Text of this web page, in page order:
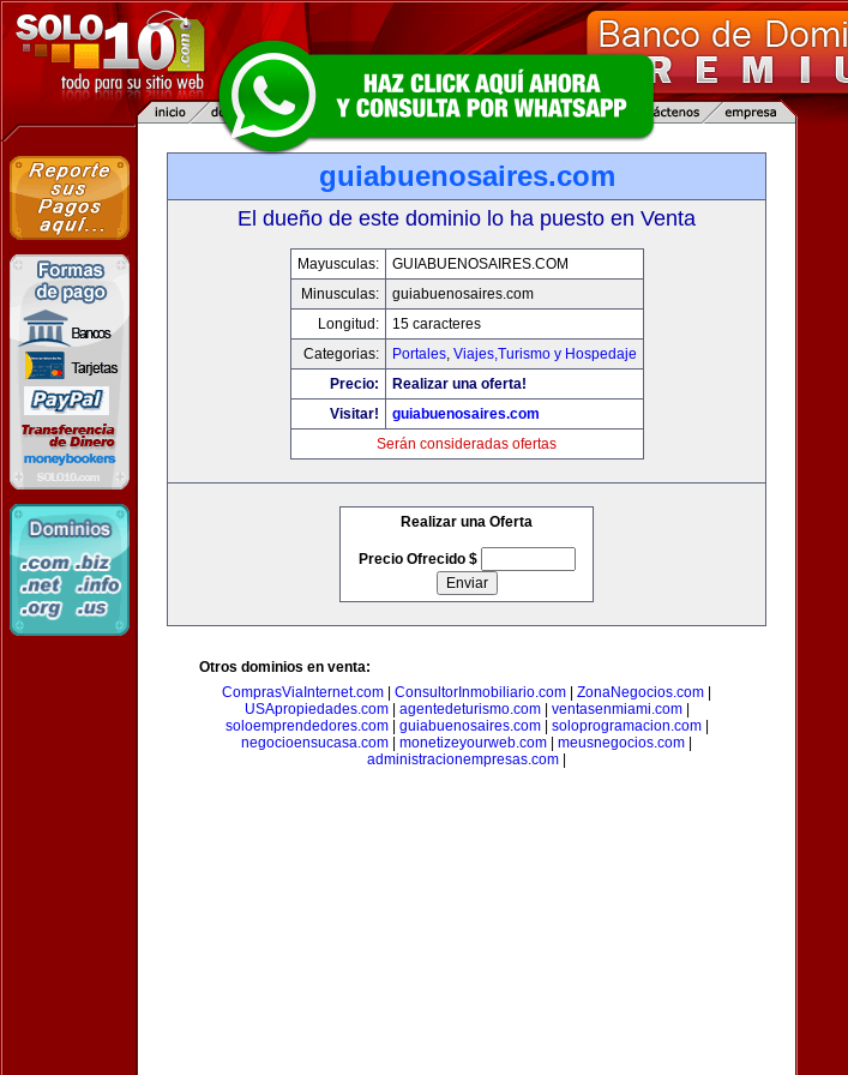
guiabuenosaires.com
El dueño de este dominio lo ha puesto en Venta
Mayusculas:
GUIABUENOSAIRES.COM
Minusculas:
guiabuenosaires.com
Longitud:
15 caracteres
Categorias:
Portales, Viajes,Turismo y Hospedaje
Precio:
Realizar una oferta!
Visitar!
guiabuenosaires.com
Serán consideradas ofertas
Realizar una Oferta
Precio Ofrecido $
Otros dominios en venta:
ComprasViaInternet.com
ConsultorInmobiliario.com ZonaNegocios.com
USApropiedades.com| agentedeturismo.com| ventasenmiami.com|
soloemprendedores.com| guiabuenosaires.com| soloprogramacion.com|
negocioensucasa.com
monetizeyourweb.com meusnegocios.com
administracionempresas.com